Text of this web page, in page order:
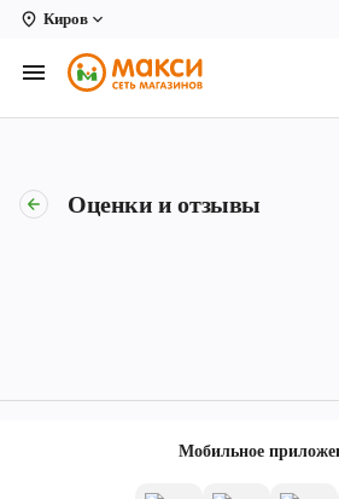
Киров
Вологда
Архангельск
Киров
Новодвинск
Оценки и отзывы
Мобильное